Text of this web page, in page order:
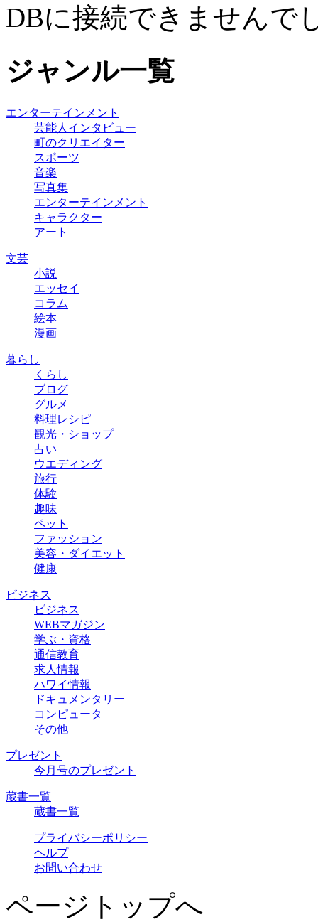
DBに接続できませんで
ジャンル一覧
エンターテインメント
芸能人インタビュー
町のクリエイター
スポーツ
音楽
写真集
エンターテインメント
キャラクター
アート
文芸
小説
エッセイ
コラム
絵本
漫画
暮らし
くらし
ブログ
グルメ
料理レシピ
観光・ショップ
占い
ウエディング
旅行
体験
趣味
ペット
ファッション
美容・ダイエット
健康
ビジネス
ビジネス
WEBマガジン
学ぶ・資格
通信教育
求人情報
ハワイ情報
ドキュメンタリー
コンピュータ
その他
プレゼント
今月号のプレゼント
蔵書一覧
蔵書一覧
プライバシーポリシー
ヘルプ
お問い合わせ
ページトップへ